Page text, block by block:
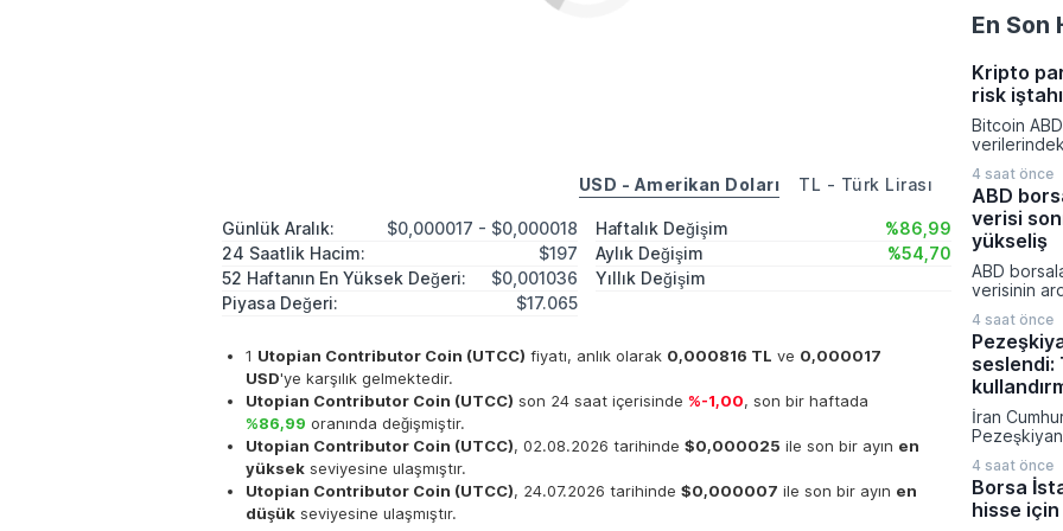
USD - Amerikan Doları TL - Türk Lirası
Günlük Aralık:
$0,000017 - $0,000018
24 Saatlik Hacim:
$197
52 Haftanın En Yüksek Değeri:
$0,001036
Piyasa Değeri:
$17.065
Haftalık Değişim
%86,99
Aylık Değişim
%54,70
Yıllık Değişim
1 Utopian Contributor Coin (UTCC) fiyatı, anlık olarak 0,000816 TL ve 0,000017
USD'ye karşılık gelmektedir.
Utopian Contributor Coin (UTCC) son 24 saat içerisinde %-1,00, son bir haftada
%86,99 oranında değişmiştir.
Utopian Contributor Coin (UTCC), 02.08.2026 tarihinde $0,000025 ile son bir ayın en
yüksek seviyesine ulaşmıştır.
Utopian Contributor Coin (UTCC), 24.07.2026 tarihinde $0,000007 ile son bir ayın en
düşük seviyesine ulaşmıştır.
En Son
Kripto
risk
Bitcoin
kapattı.
dönemde
4 saat önce
ABD
verisi
yükseliş
ABD
verisinin
artırım
fiyatladı.
güçlü
yukarı
son
elde edildi.
4 saat önce
seslendi:
İran
Pezeşkiyan
diplomatik
vurgu
mesajı
4 saat önce
Borsa
hisse